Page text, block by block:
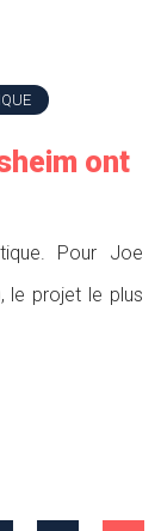
ont
Pour Joe
le projet le plus